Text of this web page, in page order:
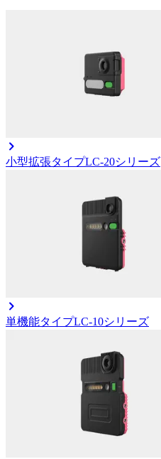
小型拡張タイプLC-20シリーズ
単機能タイプLC-10シリーズ